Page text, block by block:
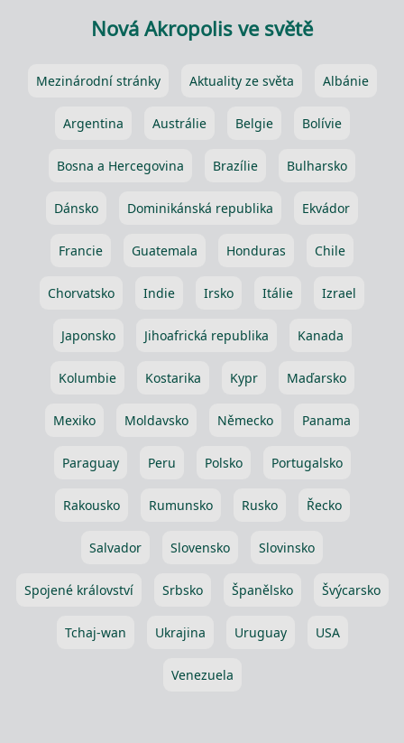
Nová Akropolis ve světě
Mezinárodní stránky Aktuality ze světa Albánie
Argentina Austrálie Belgie Bolívie
Bosna a Hercegovina Brazílie Bulharsko
Dánsko Dominikánská republika Ekvádor
Francie Guatemala Honduras Chile
Chorvatsko Indie Irsko Itálie Izrael
Japonsko Jihoafrická republika Kanada
Kolumbie Kostarika Kypr Maďarsko
Mexiko Moldavsko Německo Panama
Paraguay Peru Polsko Portugalsko
Rakousko Rumunsko Rusko Řecko
Salvador Slovensko Slovinsko
Spojené království Srbsko Španělsko Švýcarsko
Tchaj-wan Ukrajina Uruguay USA
Venezuela